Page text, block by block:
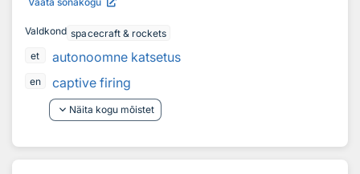
Valdkond spacecraft & rockets
et
autonoomne katsetus
en
captive firing
keyboard_arrow_down Näita kogu mõistet